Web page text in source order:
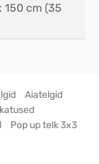
150 cm (35
Aiatelgid
Pop up telk 3x3